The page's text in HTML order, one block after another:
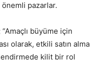
pazarlar.
büyüme için
olarak, etkili satın alma
kilit bir rol